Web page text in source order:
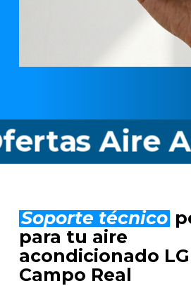
Aire
Soporte técnico
para tu aire
acondicionado
Campo Real